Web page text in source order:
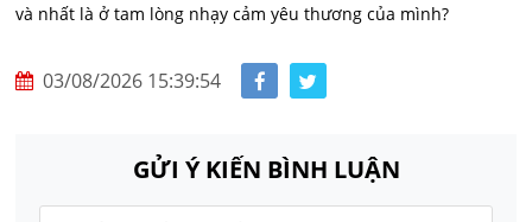
và nhất là ở tam lòng nhạy cảm yêu thương của mình?
03/08/2026 15:39:54
GỬI Ý KIẾN BÌNH LUẬN